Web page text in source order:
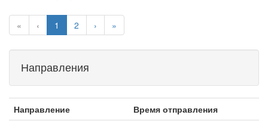
« ‹ 1 2 › »
Направления
Направление
Время отправления